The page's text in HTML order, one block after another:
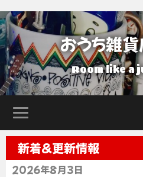
おうち雑
Room like a
新着＆更新情報
2026年8月3日